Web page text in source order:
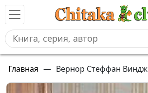
Главная — Вернор Стеффан Виндж